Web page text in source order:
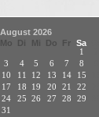
August 2026
Mo
Di Mi Do Fr Sa
1
3
4 5 6 7 8
10
11 12 13 14 15
17
18 19 20 21 22
24
25 26 27 28 29
31